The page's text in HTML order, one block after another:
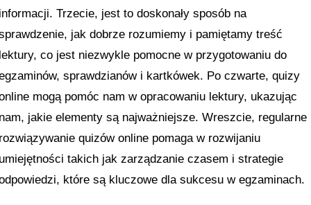
Trzecie, jest to doskonały sposób na
jak dobrze rozumiemy i pamiętamy treść
co jest niezwykle pomocne w przygotowaniu do
sprawdzianów i kartkówek. Po czwarte, quizy
mogą pomóc nam w opracowaniu lektury, ukazując
jakie elementy są najważniejsze. Wreszcie, regularne
quizów online pomaga w rozwijaniu
takich jak zarządzanie czasem i strategie
które są kluczowe dla sukcesu w egzaminach.